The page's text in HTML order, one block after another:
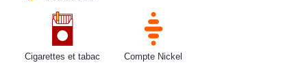
Cigarettes et tabac Compte Nickel